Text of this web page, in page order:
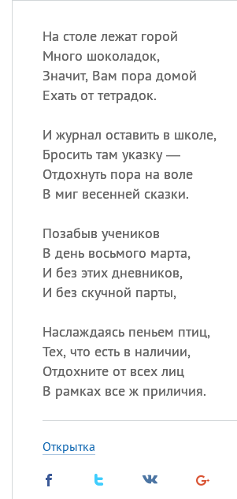
На столе лежат горой
Много шоколадок,
Значит, Вам пора домой
Ехать от тетрадок.
И журнал оставить в школе,
Бросить там указку —
Отдохнуть пора на воле
В миг весенней сказки.
Позабыв учеников
В день восьмого марта,
И без этих дневников,
И без скучной парты,
Наслаждаясь пеньем птиц,
Тех, что есть в наличии,
Отдохните от всех лиц
В рамках все ж приличия.
Открытка